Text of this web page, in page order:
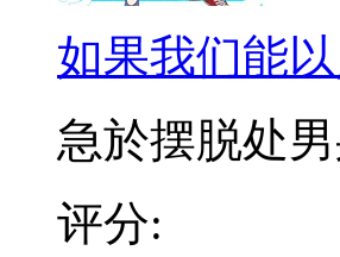
如果我们能
急於摆脱处
评分: